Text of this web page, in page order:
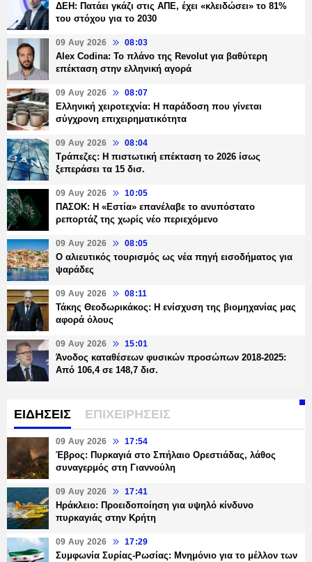
ΔΕΗ: Πατάει γκάζι στις ΑΠΕ, έχει «κλειδώσει» το 81%
του στόχου για το 2030
09 Αυγ 2026 08:03
Alex Codina: Το πλάνο της Revolut για βαθύτερη
επέκταση στην ελληνική αγορά
09 Αυγ 2026 08:07
Ελληνική χειροτεχνία: Η παράδοση που γίνεται
σύγχρονη επιχειρηματικότητα
09 Αυγ 2026 08:04
Τράπεζες: H πιστωτική επέκταση το 2026 ίσως
ξεπεράσει τα 15 δισ.
09 Αυγ 2026 10:05
ΠΑΣΟΚ: Η «Εστία» επανέλαβε το ανυπόστατο
ρεπορτάζ της χωρίς νέο περιεχόμενο
09 Αυγ 2026 08:05
Ο αλιευτικός τουρισμός ως νέα πηγή εισοδήματος για
ψαράδες
09 Αυγ 2026 08:11
Τάκης Θεοδωρικάκος: Η ενίσχυση της βιομηχανίας μας
αφορά όλους
09 Αυγ 2026 15:01
Άνοδος καταθέσεων φυσικών προσώπων 2018-2025:
Από 106,4 σε 148,7 δισ.
ΕΙΔΗΣΕΙΣ ΕΠΙΧΕΙΡΗΣΕΙΣ
09 Αυγ 2026 17:54
Έβρος: Πυρκαγιά στο Σπήλαιο Ορεστιάδας, λάθος
συναγερμός στη Γιαννούλη
09 Αυγ 2026 17:41
Ηράκλειο: Προειδοποίηση για υψηλό κίνδυνο
πυρκαγιάς στην Κρήτη
09 Αυγ 2026 17:29
Συμφωνία Συρίας-Ρωσίας: Μνημόνιο για το μέλλον των